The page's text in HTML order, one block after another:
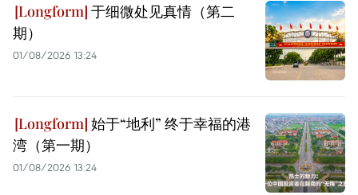
于细微处见真情（第二
期）
01/08/2026 13:24
始于“地利” 终于幸福的港
湾（第一期）
01/08/2026 13:24